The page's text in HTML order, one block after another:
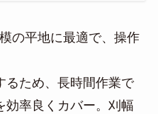
の平地に最適で、操作
るため、長時間作業で
効率良くカバー。刈幅